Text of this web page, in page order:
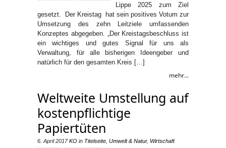
Lippe 2025 zum Ziel
gesetzt. Der Kreistag hat sein positives Votum zur
Umsetzung des zehn Leitziele umfassenden
Konzeptes abgegeben. „Der Kreistagsbeschluss ist
ein wichtiges und gutes Signal für uns als
Verwaltung, für alle bisherigen Ideengeber und
natürlich für den gesamten Kreis […]
mehr...
Weltweite Umstellung auf
kostenpflichtige
Papiertüten
6. April 2017 KO in Titelseite Umwelt & Natur, Wirtschaft